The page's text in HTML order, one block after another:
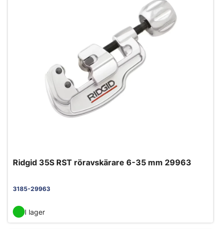
Ridgid 35S RST röravskärare 6-35 mm 29963
3185-29963
I lager